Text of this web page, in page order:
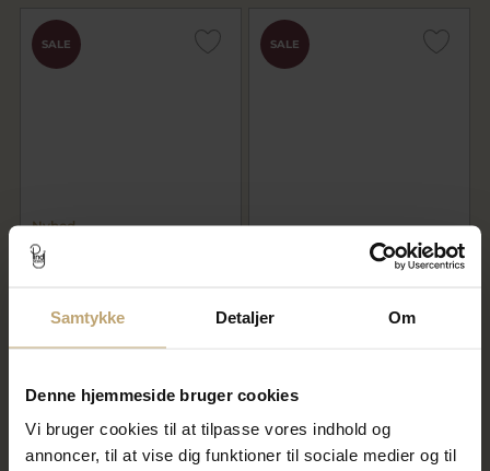
Samtykke Detaljer Om
Denne hjemmeside bruger cookies
Vi bruger cookies til at tilpasse vores indhold og
annoncer, til at vise dig funktioner til sociale medier og til
SALE
Nyhed
STINE A Love Bracelets
armbånd forgyldt sølv (17-25
209,00 kr
SALE
Hultquist Baily halskæde sølv
m. perler (40+5 cm)
500,00 kr
SALE SALE